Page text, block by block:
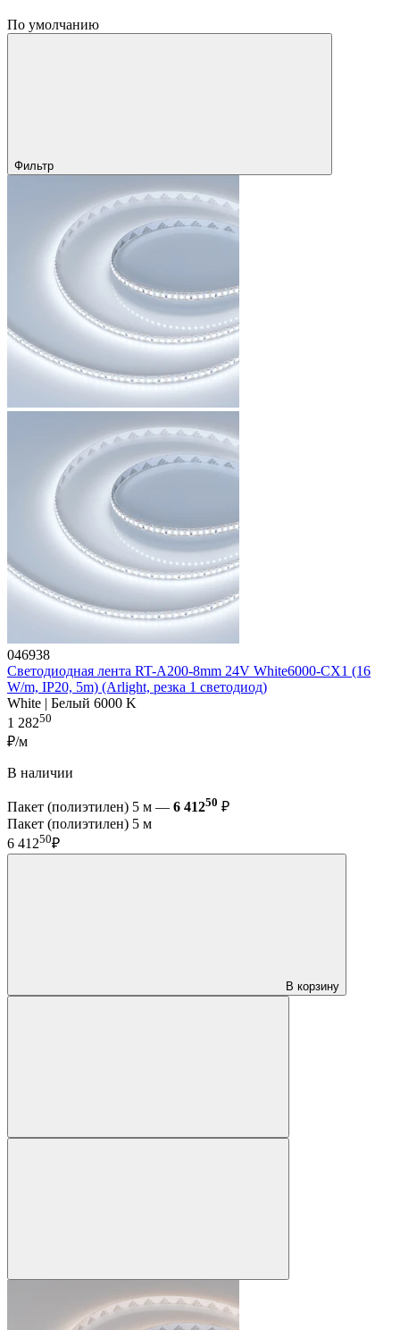
По умолчанию
Фильтр
046938
Светодиодная лента RT-A200-8mm 24V White6000-CX1 (16
W/m, IP20, 5m) (Arlight, резка 1 светодиод)
White | Белый 6000 K
1 28250
₽/м
В наличии
Пакет (полиэтилен) 5 м — 6 41250 ₽
Пакет (полиэтилен) 5 м
6 41250₽
В корзину